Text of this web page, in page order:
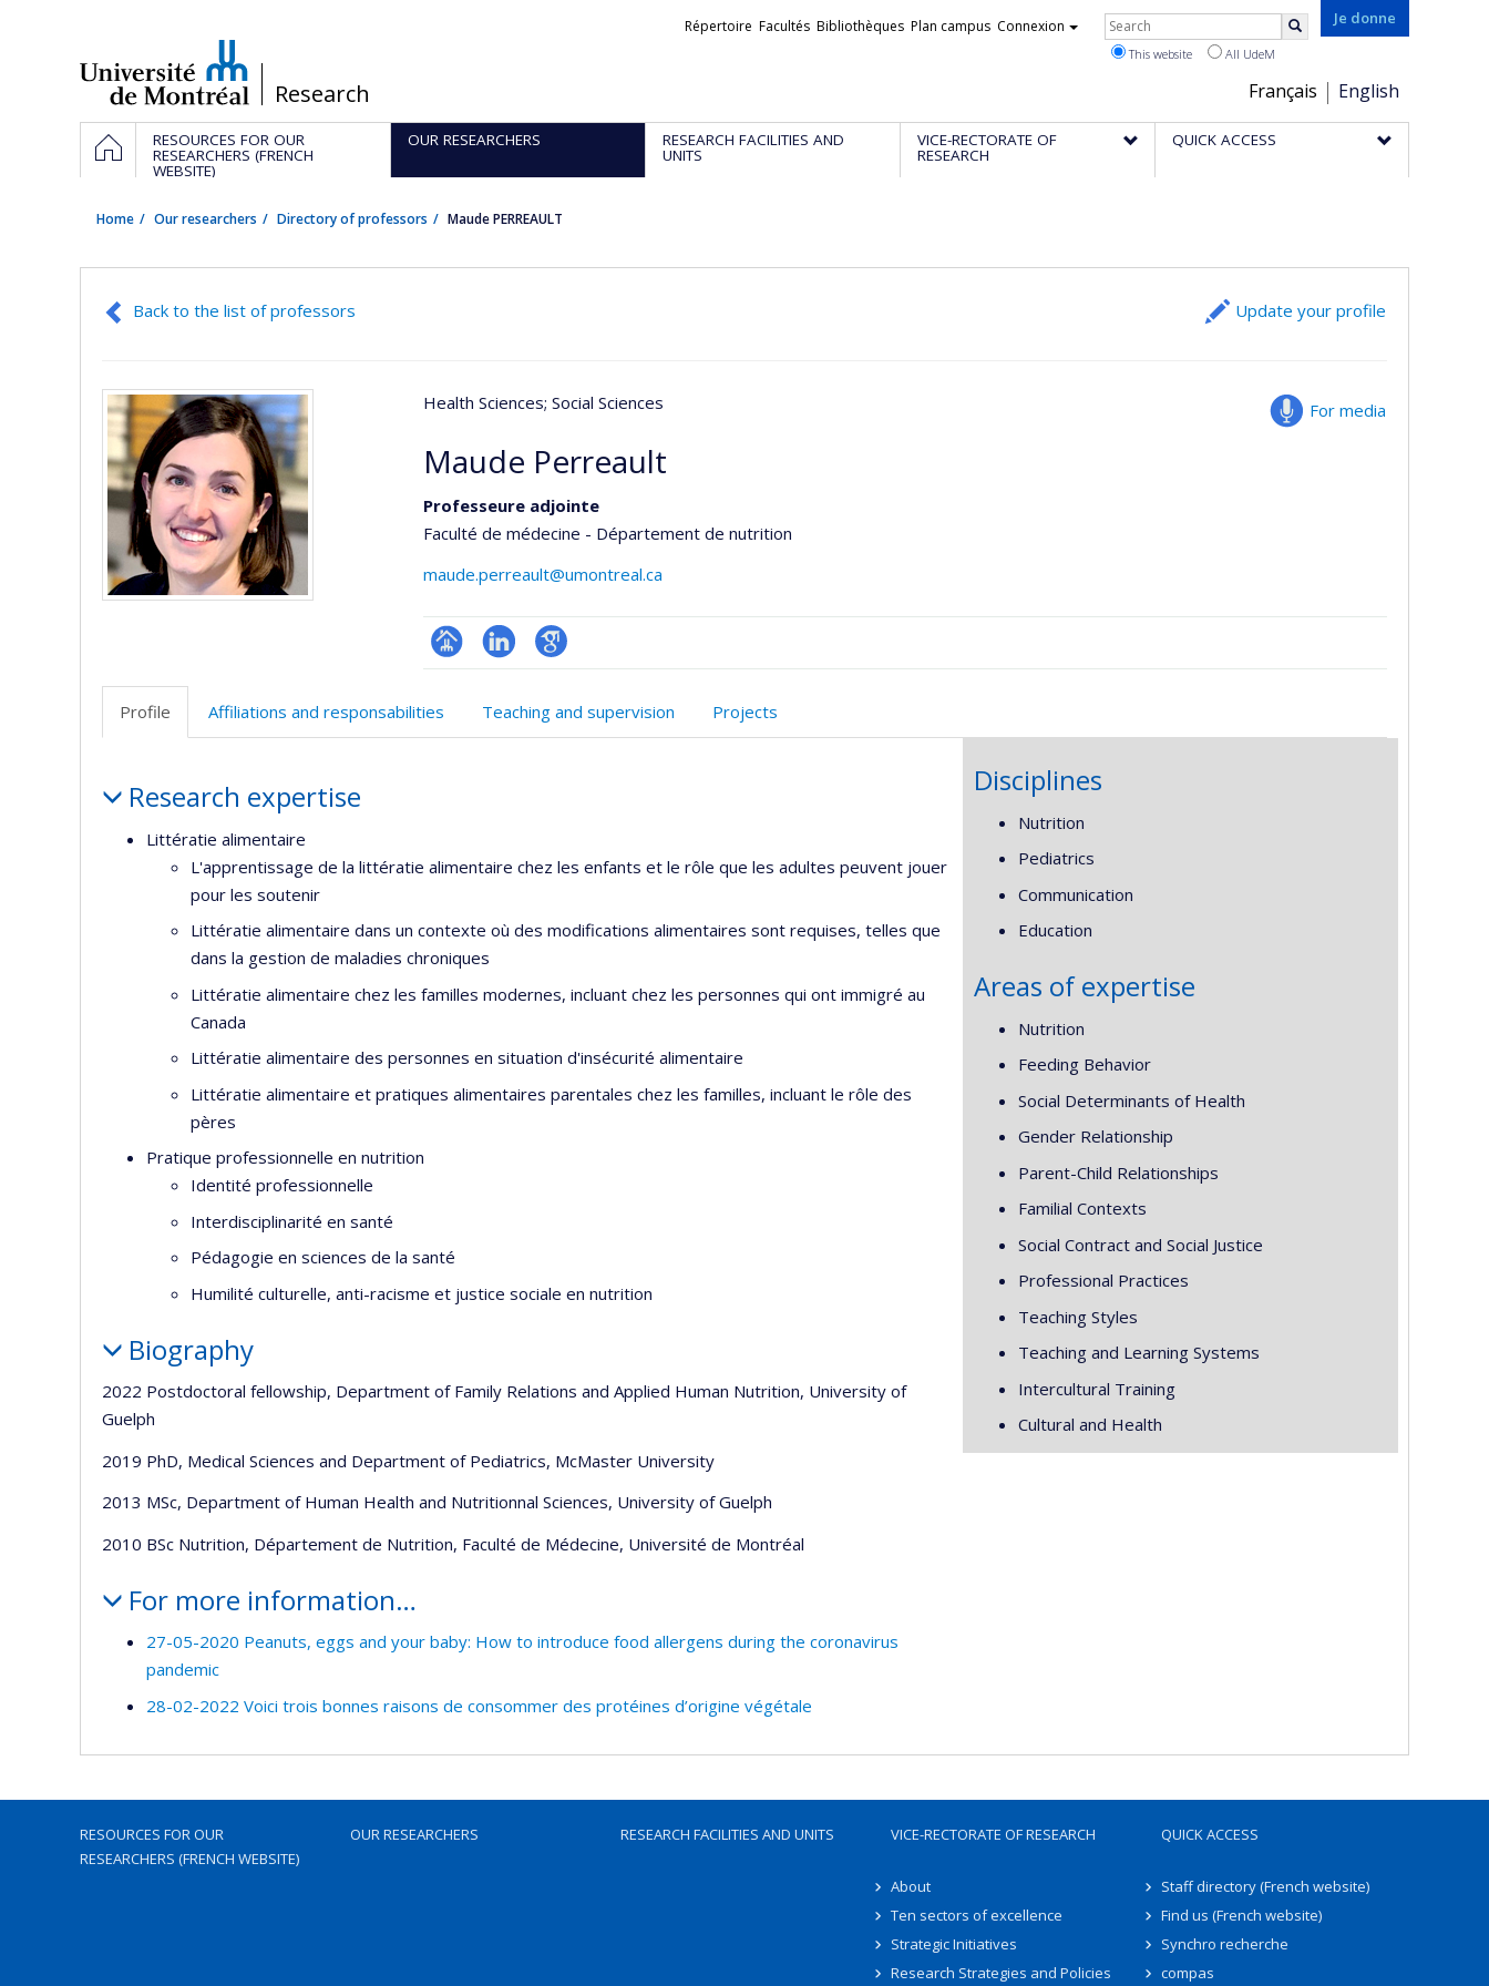
/Research
Je donne
Choix
de
la
Français English
Liens
Répertoire Facultés Bibliothèques Plan campus Connexion Rechercher
This website All UdeM
Navigation
principale
HOMERESOURCES FOR OUR
RESEARCHERS (FRENCH
WEBSITE)
OUR RESEARCHERS RESEARCH FACILITIES AND
UNITS
VICE-RECTORATE OF
RESEARCH
QUICK ACCESS
Home Our researchers Directory of professors Maude PERREAULT
Back to the list of professors Update your profile
For media
Health Sciences; Social Sciences
Maude Perreault
Professeure adjointe
Faculté de médecine - Département de nutrition
maude.perreault@umontreal.ca
Page
(faculté,département,école)
LinkedInGoogle
Profile Affiliations and responsabilities Teaching and supervision Projects
Research expertise
Littératie alimentaire
L'apprentissage de la littératie alimentaire chez les enfants et le rôle que les adultes peuvent jouer
pour les soutenir
Littératie alimentaire dans un contexte où des modifications alimentaires sont requises, telles que
dans la gestion de maladies chroniques
Littératie alimentaire chez les familles modernes, incluant chez les personnes qui ont immigré au
Canada
Littératie alimentaire des personnes en situation d'insécurité alimentaire
Littératie alimentaire et pratiques alimentaires parentales chez les familles, incluant le rôle des
pères
Pratique professionnelle en nutrition
Identité professionnelle
Interdisciplinarité en santé
Pédagogie en sciences de la santé
Humilité culturelle, anti-racisme et justice sociale en nutrition
Biography
2022 Postdoctoral fellowship, Department of Family Relations and Applied Human Nutrition, University of
Guelph
2019 PhD, Medical Sciences and Department of Pediatrics, McMaster University
2013 MSc, Department of Human Health and Nutritionnal Sciences, University of Guelph
2010 BSc Nutrition, Département de Nutrition, Faculté de Médecine, Université de Montréal
For more information…
27-05-2020 Peanuts, eggs and your baby: How to introduce food allergens during the coronavirus
pandemic
28-02-2022 Voici trois bonnes raisons de consommer des protéines d’origine végétale
Disciplines
Nutrition
Pediatrics
Communication
Education
Areas of expertise
Nutrition
Feeding Behavior
Social Determinants of Health
Gender Relationship
Parent-Child Relationships
Familial Contexts
Social Contract and Social Justice
Professional Practices
Teaching Styles
Teaching and Learning Systems
Intercultural Training
Cultural and Health
RESOURCES FOR OUR
RESEARCHERS (FRENCH WEBSITE)
OUR RESEARCHERS RESEARCH FACILITIES AND UNITS VICE-RECTORATE OF RESEARCH
About
Ten sectors of excellence
Strategic Initiatives
Research Strategies and Policies
QUICK ACCESS
Staff directory (French website)
Find us (French website)
Synchro recherche
compas